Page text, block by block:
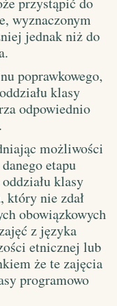
wyznaczonym
jednak niż do
poprawkowego,
klasy
odpowiednio
możliwości
etapu
klasy
który nie zdał
obowiązkowych
z języka
etnicznej lub
że te zajęcia
programowo